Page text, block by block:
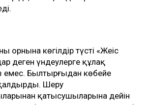
орнына көгілдір түсті «Жеңіс
деген үндеулерге құлақ
емес. Былтырғыдан көбейе
Шеру
қатысушыларына дейін